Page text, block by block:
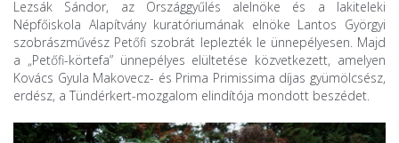
Lezsák Sándor, az Országgyűlés alelnöke és a lakiteleki
Népfőiskola Alapítvány kuratóriumának elnöke Lantos Györgyi
szobrászművész Petőfi szobrát leplezték le ünnepélyesen. Majd
a „Petőfi-körtefa” ünnepélyes elültetése közvetkezett, amelyen
Kovács Gyula Makovecz- és Prima Primissima díjas gyümölcsész,
erdész, a Tündérkert-mozgalom elindítója mondott beszédet.